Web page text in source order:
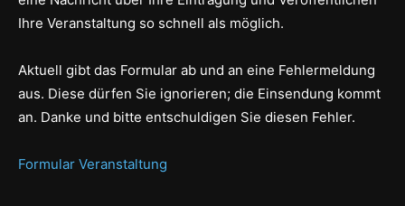
Ihre Veranstaltung so schnell als möglich.
Aktuell gibt das Formular ab und an eine Fehlermeldung
aus. Diese dürfen Sie ignorieren; die Einsendung kommt
an. Danke und bitte entschuldigen Sie diesen Fehler.
Formular Veranstaltung